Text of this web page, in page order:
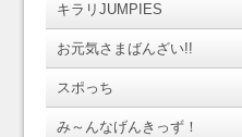
キラリJUMPIES
お元気さまばんざい!!
スポっち
み～んなげんきっず！